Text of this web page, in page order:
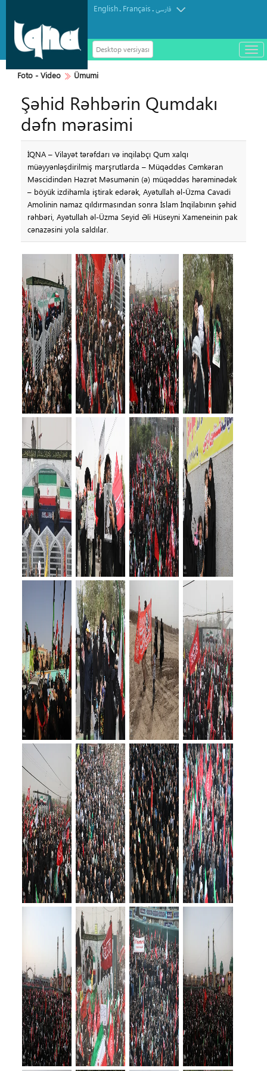
English. Français.فارسی
Desktop versiyası
باز
و
Foto - Video Ümumi
Şəhid Rəhbərin Qumdakı
dəfn mərasimi
İQNA – Vilayət tərəfdarı və inqilabçı Qum xalqı
müəyyənləşdirilmiş marşrutlarda – Müqəddəs Cəmkəran
Məscidindən Həzrət Məsumənin (ə) müqəddəs hərəminədək
– böyük izdihamla iştirak edərək, Ayətullah əl-Üzma Cavadi
Amolinin namaz qıldırmasından sonra İslam İnqilabının şəhid
rəhbəri, Ayətullah əl-Üzma Seyid Əli Hüseyni Xameneinin pak
cənazəsini yola saldılar.